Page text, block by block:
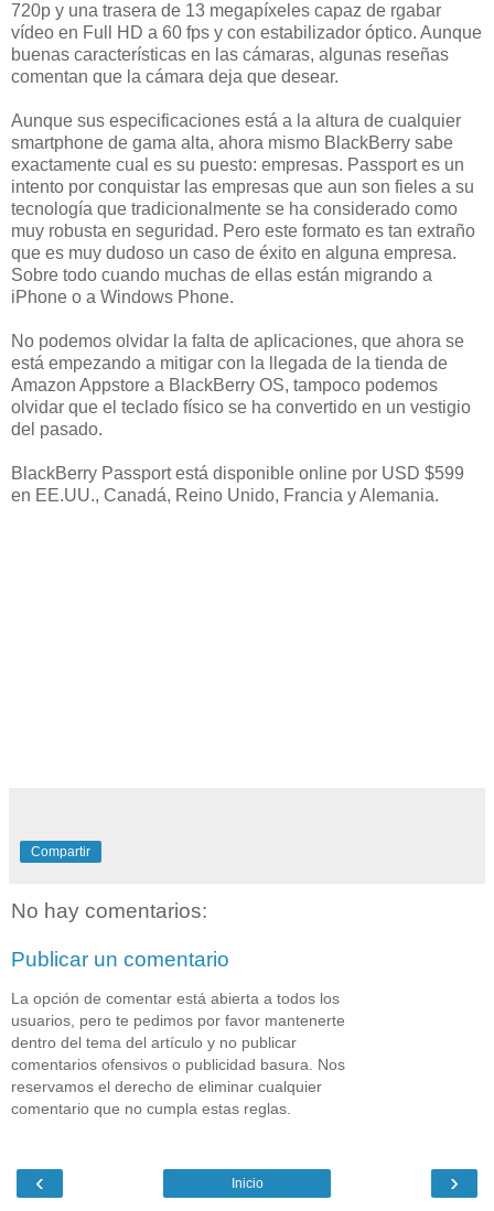
720p y una trasera de 13 megapíxeles capaz de rgabar
vídeo en Full HD a 60 fps y con estabilizador óptico. Aunque
buenas características en las cámaras, algunas reseñas
comentan que la cámara deja que desear.
Aunque sus especificaciones está a la altura de cualquier
smartphone de gama alta, ahora mismo BlackBerry sabe
exactamente cual es su puesto: empresas. Passport es un
intento por conquistar las empresas que aun son fieles a su
tecnología que tradicionalmente se ha considerado como
muy robusta en seguridad. Pero este formato es tan extraño
que es muy dudoso un caso de éxito en alguna empresa.
Sobre todo cuando muchas de ellas están migrando a
iPhone o a Windows Phone.
No podemos olvidar la falta de aplicaciones, que ahora se
está empezando a mitigar con la llegada de la tienda de
Amazon Appstore a BlackBerry OS, tampoco podemos
olvidar que el teclado físico se ha convertido en un vestigio
del pasado.
BlackBerry Passport está disponible online por USD $599
en EE.UU., Canadá, Reino Unido, Francia y Alemania.
Compartir
No hay comentarios:
Publicar un comentario
La opción de comentar está abierta a todos los
usuarios, pero te pedimos por favor mantenerte
dentro del tema del artículo y no publicar
comentarios ofensivos o publicidad basura. Nos
reservamos el derecho de eliminar cualquier
comentario que no cumpla estas reglas.
‹ ›
Inicio